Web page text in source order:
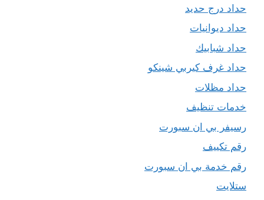
حداد درج حديد
حداد ديوانيات
حداد شبابيك
حداد غرف كيربي شينكو
حداد مظلات
خدمات تنظيف
رسيفر بي ان سبورت
رقم تكييف
رقم خدمة بي ان سبورت
ستلايت